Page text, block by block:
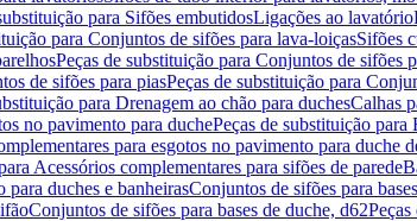
para Sifões embutidosLigações ao lavatório
para Conjuntos de sifões para lava-loiçasSifões
Peças de substituição para Conjuntos de sifões
de sifões para piasPeças de substituição para
para Drenagem ao chão para duchesCalhas
no pavimento para duchePeças de substituição
para esgotos no pavimento para duche
Acessórios complementares para sifões de parede
para duches e banheirasConjuntos de sifões para
Conjuntos de sifões para bases de duche, d62